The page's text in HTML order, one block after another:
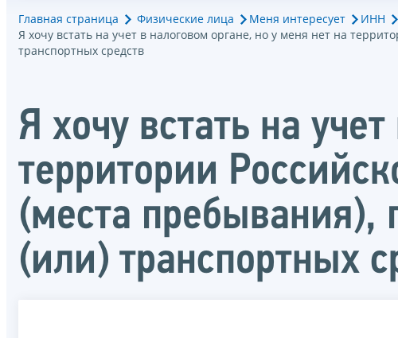
Главная страница Физические лица Меня интересует
ИНН
Я хочу встать на учет в налоговом органе, но у меня нет на
транспортных средств
Я хочу встать на
территории
(места
(или) транспортных